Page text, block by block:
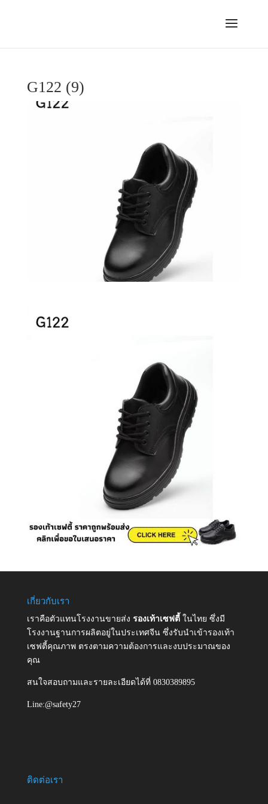
G122 (9)
เกี่ยวกับเรา
เราคือตัวแทนโรงงานขายส่ง รองเท้าเซฟตี้ ในไทย ซึ่งมี
โรงงานฐานการผลิตอยู่ในประเทศจีน ซึ่งรับนำเข้ารองเท้า
เซฟตี้คุณภาพ ตรงตามความต้องการและงบประมาณของ
คุณ
สนใจสอบถามและรายละเอียดได้ที่ 0830389895
Line:@safety27
ติดต่อเรา